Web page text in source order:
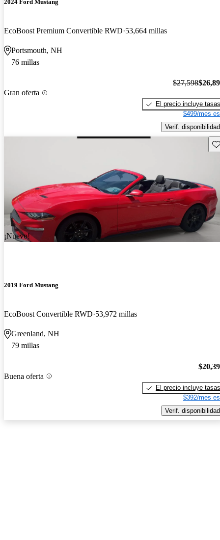
2024 Ford Mustang
EcoBoost Premium Convertible RWD 53,664 millas
Portsmouth, NH
76 millas
Gran oferta
$27,598
El precio incluye tasas
$499/mes
Verif. disponibilidad
¡Nuevo!
2019 Ford Mustang
EcoBoost Convertible RWD 53,972 millas
Greenland, NH
79 millas
Buena oferta
El precio incluye tasas
$392/mes
Verif. disponibilidad